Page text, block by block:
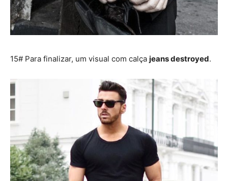
15# Para finalizar, um visual com calça jeans destroyed.